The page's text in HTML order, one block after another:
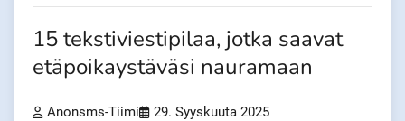
15 tekstiviestipilaa, jotka saavat
etäpoikaystäväsi nauramaan
Anonsms-Tiimi 29. Syyskuuta 2025